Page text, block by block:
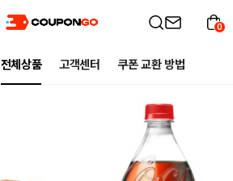
전체상품 고객센터 쿠폰 교환 방법
0